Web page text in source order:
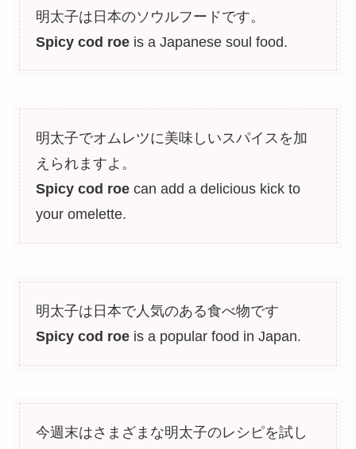
明太子は日本のソウルフードです。
Spicy cod roeis a Japanese soul food.
明太子でオムレツに美味しいスパイスを加
えられますよ。
Spicy cod roecan add a delicious kick to
your omelette.
明太子は日本で人気のある食べ物です
Spicy cod roeis a popular food in Japan.
今週末はさまざまな明太子のレシピを試し